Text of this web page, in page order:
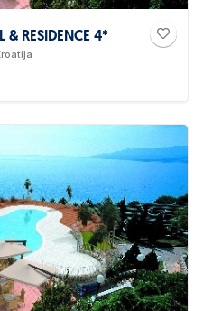
& RESIDENCE 4*